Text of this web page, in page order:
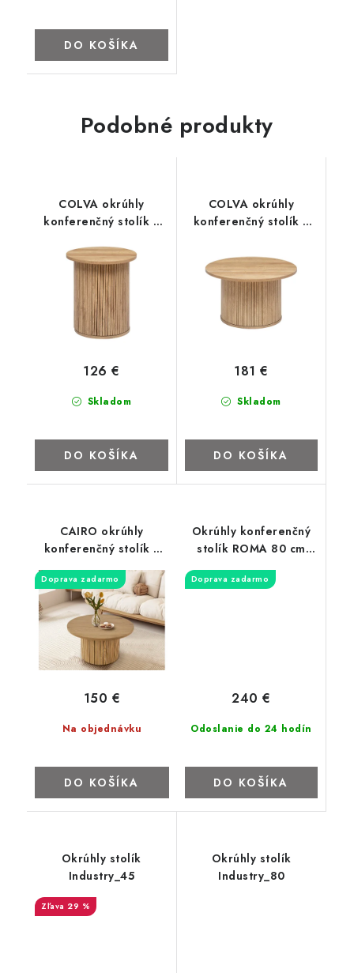
DO KOŠÍKA
Podobné produkty
COLVA okrúhly
konferenčný stolík s
Skladom
126 €
DO KOŠÍKA
COLVA okrúhly
konferenčný stolík s
Skladom
181 €
DO KOŠÍKA
CAIRO okrúhly
konferenčný stolík s
Doprava zadarmo
Na objednávku
150 €
DO KOŠÍKA
Okrúhly konferenčný
stolík ROMA 80 cm
Doprava zadarmo
Odoslanie do 24 hodín
240 €
DO KOŠÍKA
Okrúhly stolík
Industry_45
29 %
Okrúhly stolík
Industry_80